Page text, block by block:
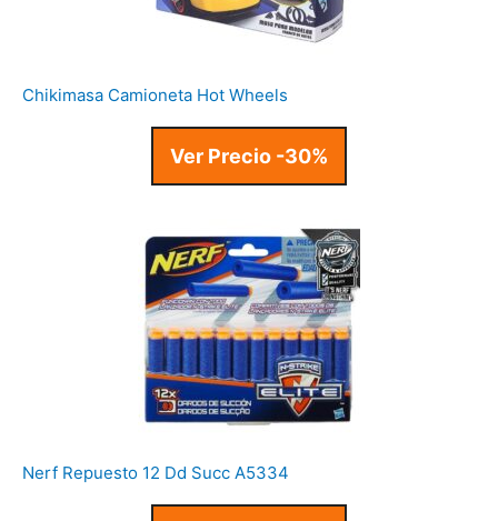
Chikimasa Camioneta Hot Wheels
Ver Precio -30%
Nerf Repuesto 12 Dd Succ A5334